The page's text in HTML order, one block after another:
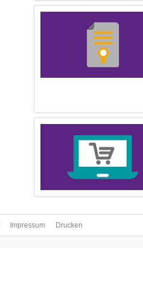
Impressum Drucken